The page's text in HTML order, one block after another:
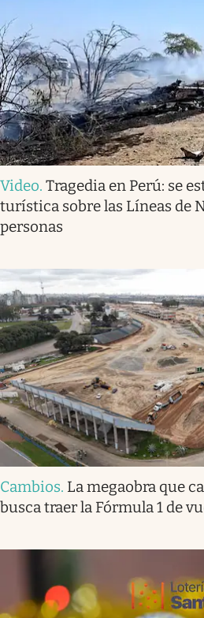
Video. Tragedia en Perú: se
turística sobre las Líneas de
personas
Cambios. La megaobra que
busca traer la Fórmula 1 de